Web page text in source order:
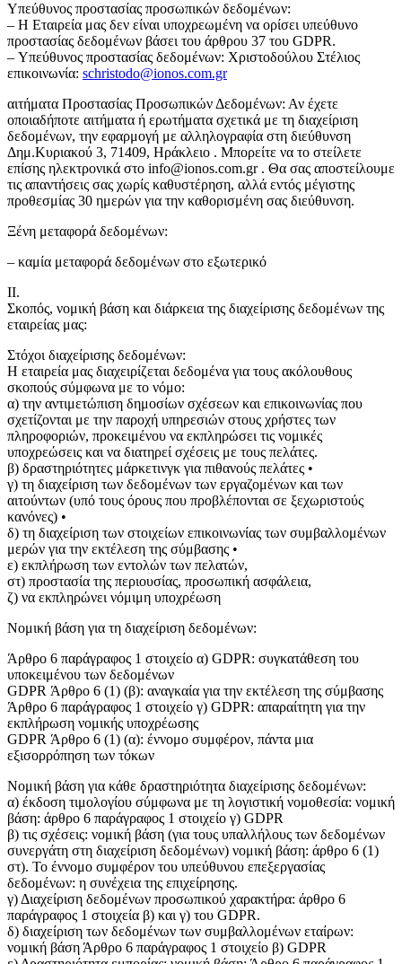
Υπεύθυνος προστασίας προσωπικών δεδομένων:
– Η Εταιρεία μας δεν είναι υποχρεωμένη να ορίσει υπεύθυνο
προστασίας δεδομένων βάσει του άρθρου 37 του GDPR.
– Υπεύθυνος προστασίας δεδομένων: Χριστοδούλου Στέλιος
επικοινωνία: schristodo@ionos.com.gr
αιτήματα Προστασίας Προσωπικών Δεδομένων: Αν έχετε
οποιαδήποτε αιτήματα ή ερωτήματα σχετικά με τη διαχείριση
δεδομένων, την εφαρμογή με αλληλογραφία στη διεύθυνση
Δημ.Κυριακού 3, 71409, Ηράκλειο . Μπορείτε να το στείλετε
επίσης ηλεκτρονικά στο info@ionos.com.gr . Θα σας αποστείλουμε
τις απαντήσεις σας χωρίς καθυστέρηση, αλλά εντός μέγιστης
προθεσμίας 30 ημερών για την καθορισμένη σας διεύθυνση.
Ξένη μεταφορά δεδομένων:
– καμία μεταφορά δεδομένων στο εξωτερικό
II.
Σκοπός, νομική βάση και διάρκεια της διαχείρισης δεδομένων της
εταιρείας μας:
Στόχοι διαχείρισης δεδομένων:
Η εταιρεία μας διαχειρίζεται δεδομένα για τους ακόλουθους
σκοπούς σύμφωνα με το νόμο:
α) την αντιμετώπιση δημοσίων σχέσεων και επικοινωνίας που
σχετίζονται με την παροχή υπηρεσιών στους χρήστες των
πληροφοριών, προκειμένου να εκπληρώσει τις νομικές
υποχρεώσεις και να διατηρεί σχέσεις με τους πελάτες.
β) δραστηριότητες μάρκετινγκ για πιθανούς πελάτες •
γ) τη διαχείριση των δεδομένων των εργαζομένων και των
αιτούντων (υπό τους όρους που προβλέπονται σε ξεχωριστούς
κανόνες) •
δ) τη διαχείριση των στοιχείων επικοινωνίας των συμβαλλομένων
μερών για την εκτέλεση της σύμβασης •
ε) εκπλήρωση των εντολών των πελατών,
στ) προστασία της περιουσίας, προσωπική ασφάλεια,
ζ) να εκπληρώνει νόμιμη υποχρέωση
Νομική βάση για τη διαχείριση δεδομένων:
Άρθρο 6 παράγραφος 1 στοιχείο α) GDPR: συγκατάθεση του
υποκειμένου των δεδομένων
GDPR Άρθρο 6 (1) (β): αναγκαία για την εκτέλεση της σύμβασης
Άρθρο 6 παράγραφος 1 στοιχείο γ) GDPR: απαραίτητη για την
εκπλήρωση νομικής υποχρέωσης
GDPR Άρθρο 6 (1) (α): έννομο συμφέρον, πάντα μια
εξισορρόπηση των τόκων
Νομική βάση για κάθε δραστηριότητα διαχείρισης δεδομένων:
α) έκδοση τιμολογίου σύμφωνα με τη λογιστική νομοθεσία: νομική
βάση: άρθρο 6 παράγραφος 1 στοιχείο γ) GDPR
β) τις σχέσεις: νομική βάση (για τους υπαλλήλους των δεδομένων
συνεργάτη στη διαχείριση δεδομένων) νομική βάση: άρθρο 6 (1)
στ). Το έννομο συμφέρον του υπεύθυνου επεξεργασίας
δεδομένων: η συνέχεια της επιχείρησης.
γ) Διαχείριση δεδομένων προσωπικού χαρακτήρα: άρθρο 6
παράγραφος 1 στοιχεία β) και γ) του GDPR.
δ) διαχείριση των δεδομένων των συμβαλλομένων εταίρων:
νομική βάση Άρθρο 6 παράγραφος 1 στοιχείο β) GDPR